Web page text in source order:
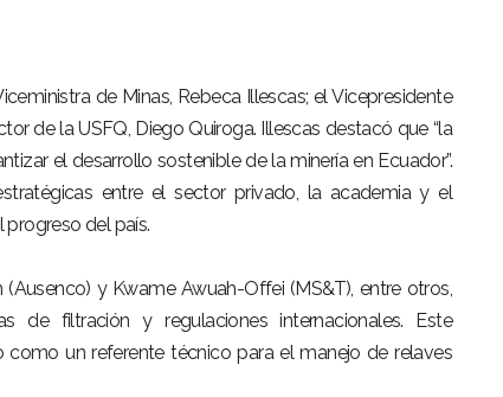
de Minas, Rebeca Illescas; el Vicepresidente
de la USFQ, Diego Quiroga. Illescas destacó que “la
el desarrollo sostenible de la minería en Ecuador”.
entre el sector privado, la academia y el
del país.
y Kwame Awuah-Offei (MS&T), entre otros,
de filtración y regulaciones internacionales. Este
un referente técnico para el manejo de relaves